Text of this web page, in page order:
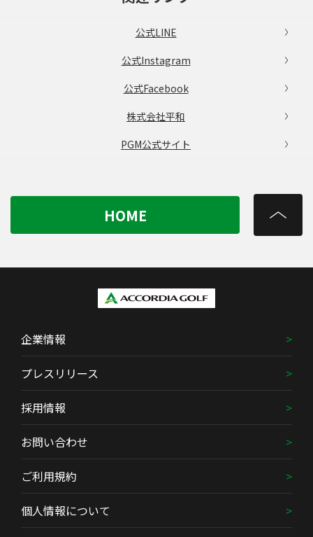
公式LINE
公式Instagram
公式Facebook
株式会社平和
PGM公式サイト
HOME
企業情報
プレスリリース
採用情報
お問い合わせ
ご利用規約
個人情報について